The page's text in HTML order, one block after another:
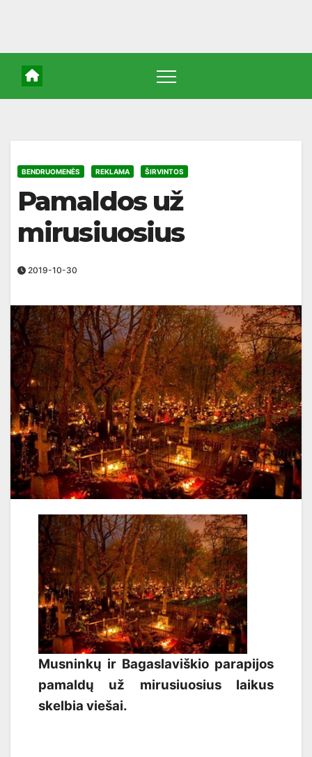
BENDRUOMENĖS REKLAMA ŠIRVINTOS
Pamaldos už
mirusiuosius
2019-10-30
Musninkų ir Bagaslaviškio parapijos
pamaldų už mirusiuosius laikus
skelbia viešai.